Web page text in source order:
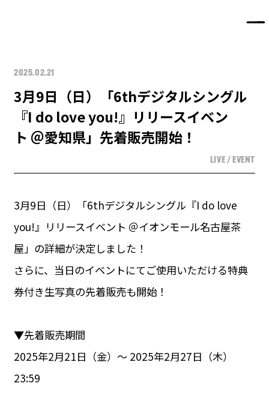
2025.02.21
3月9日（日）「6thデジタルシングル
『I do love you!』リリースイベン
ト ＠愛知県」先着販売開始！
LIVE / EVENT
3月9日（日）「6thデジタルシングル『I do love
you!』リリースイベント ＠イオンモール名古屋茶
屋」の詳細が決定しました！
さらに、当日のイベントにてご使用いただける特典
券付き生写真の先着販売も開始！
▼先着販売期間
2025年2月21日（金）〜 2025年2月27日（木）
23:59